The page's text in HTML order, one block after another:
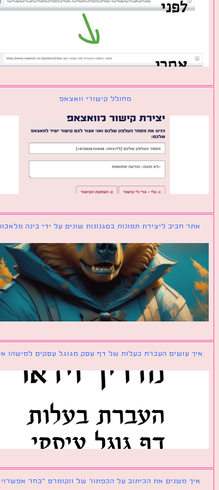
מחולל קישורי וואצאפ
חביב ליצירת תמונות בסגנונות שונים על ידי בינה מלאכותית
עושים העברת בעלות של דף עסק מגוגל עסקים למישהו אחר?
משנים את הכיתוב על הכפתור של ווקומרס ״בחר אפשרויות״